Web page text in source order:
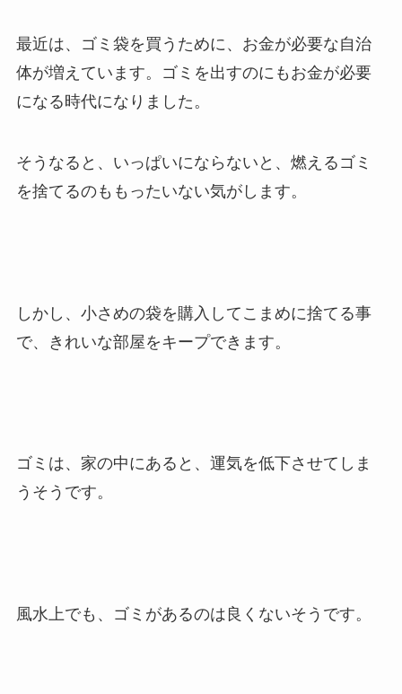
最近は、ゴミ袋を買うために、お金が必要な自治
体が増えています。ゴミを出すのにもお金が必要
になる時代になりました。
そうなると、いっぱいにならないと、燃えるゴミ
を捨てるのももったいない気がします。
しかし、小さめの袋を購入してこまめに捨てる事
で、きれいな部屋をキープできます。
ゴミは、家の中にあると、運気を低下させてしま
うそうです。
風水上でも、ゴミがあるのは良くないそうです。